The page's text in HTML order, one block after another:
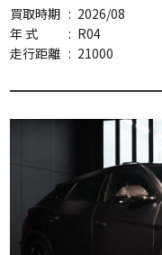
買取時期 : 2026/08
年 式
: R04
走行距離 : 21000